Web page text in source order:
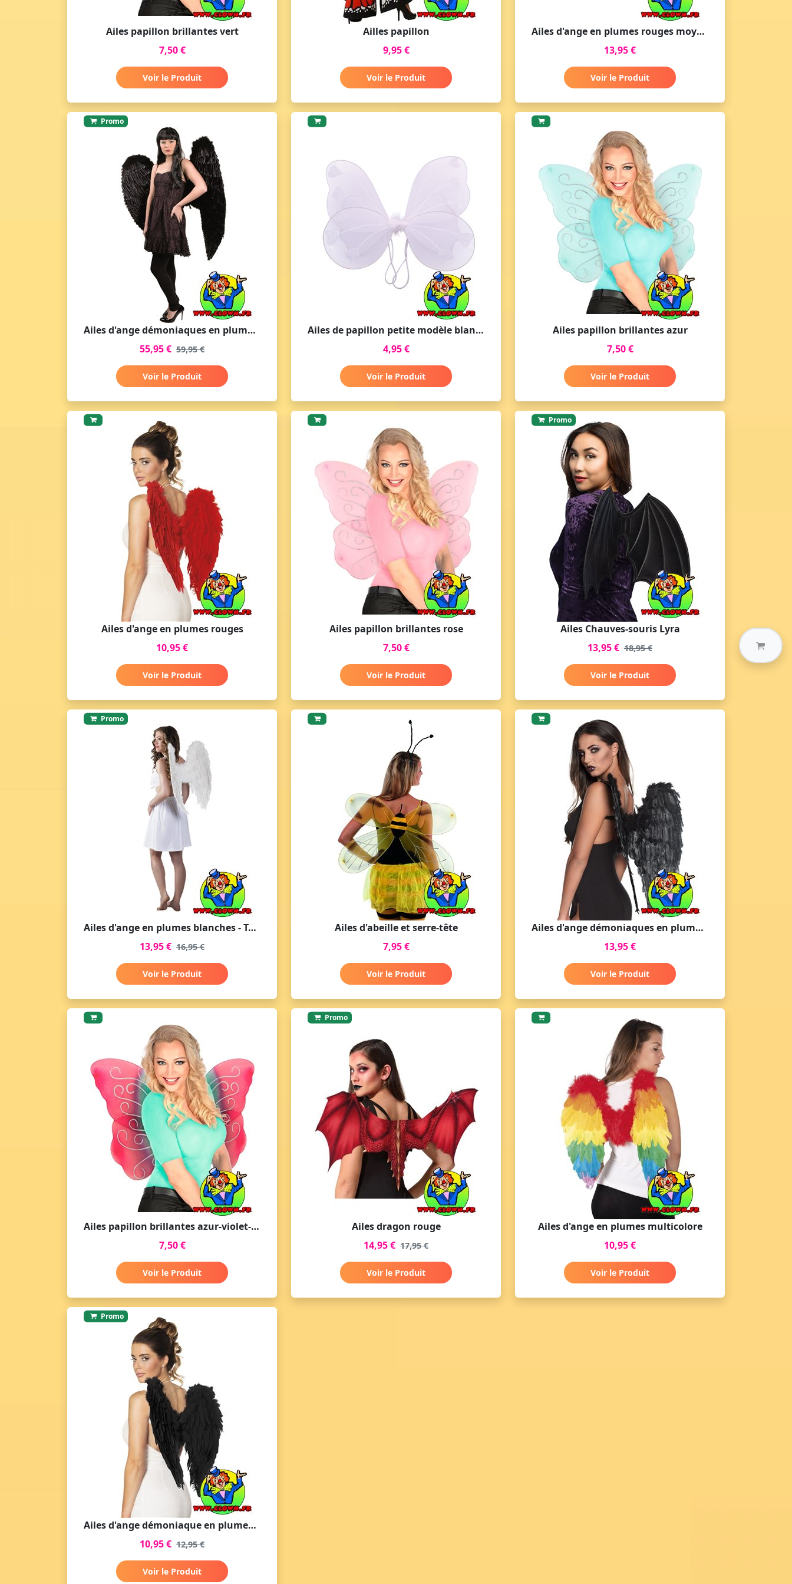
Ailes papillon brillantes vert
7,50 €
Voir le Produit
Ailles papillon
9,95 €
Voir le Produit
Ailes d'ange en plumes rouges moyenne
13,95 €
Voir le Produit
Promo
Ailes d'ange démoniaques en plumes noires grande
55,95 € 59,95 €
Voir le Produit
Ailes de papillon petite modèle blanches
4,95 €
Voir le Produit
Ailes papillon brillantes azur
7,50 €
Voir le Produit
Ailes d'ange en plumes rouges
10,95 €
Voir le Produit
Ailes papillon brillantes rose
7,50 €
Voir le Produit
Promo
Ailes Chauves-souris Lyra
13,95 € 18,95 €
Voir le Produit
Promo
Ailes d'ange en plumes blanches - Taille moyenne
13,95 € 16,95 €
Voir le Produit
Ailes d'abeille et serre-tête
7,95 €
Voir le Produit
Ailes d'ange démoniaques en plumes noires moyenne
13,95 €
Voir le Produit
Ailes papillon brillantes azur-violet-rose
7,50 €
Voir le Produit
Promo
Ailes dragon rouge
14,95 € 17,95 €
Voir le Produit
Ailes d'ange en plumes multicolore
10,95 €
Voir le Produit
Promo
Ailes d'ange démoniaque en plumes noires moyenne
10,95 € 12,95 €
Voir le Produit